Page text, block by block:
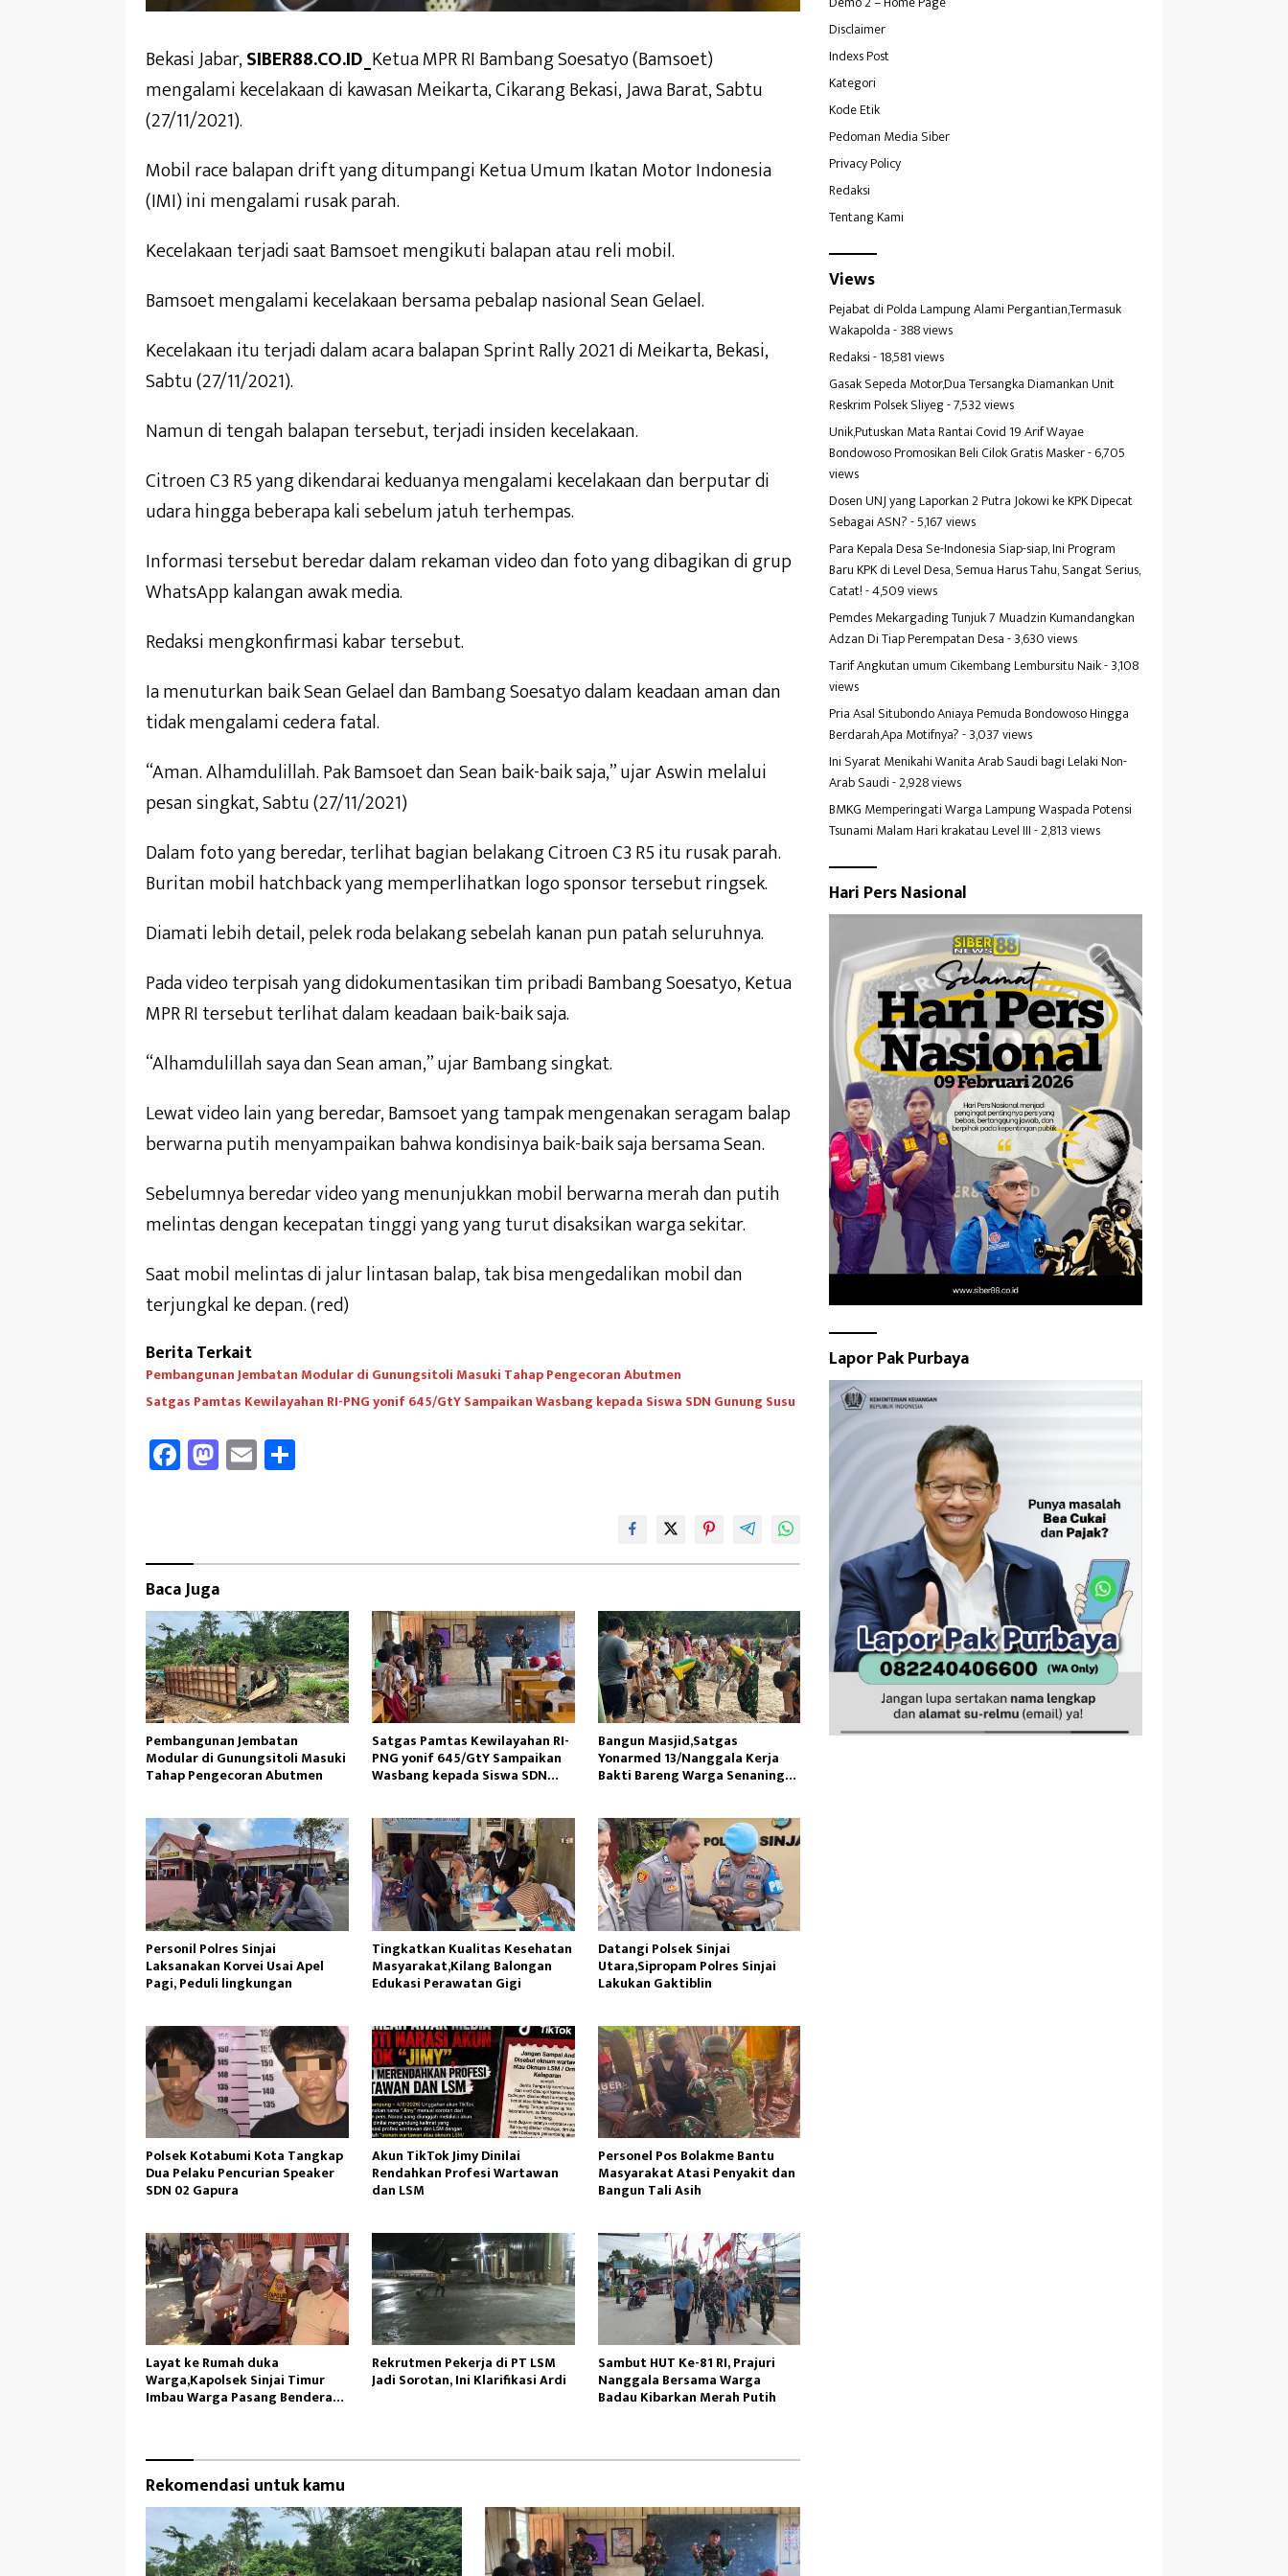
Bekasi Jabar,SIBER88.CO.ID_Ketua MPR RI Bambang Soesatyo (Bamsoet)
mengalami kecelakaan di kawasan Meikarta, Cikarang Bekasi, Jawa Barat, Sabtu
(27/11/2021).
Mobil race balapan drift yang ditumpangi Ketua Umum Ikatan Motor Indonesia
(IMI) ini mengalami rusak parah.
Kecelakaan terjadi saat Bamsoet mengikuti balapan atau reli mobil.
Bamsoet mengalami kecelakaan bersama pebalap nasional Sean Gelael.
Kecelakaan itu terjadi dalam acara balapan Sprint Rally 2021 di Meikarta, Bekasi,
Sabtu (27/11/2021).
Namun di tengah balapan tersebut, terjadi insiden kecelakaan.
Citroen C3 R5 yang dikendarai keduanya mengalami kecelakaan dan berputar di
udara hingga beberapa kali sebelum jatuh terhempas.
Informasi tersebut beredar dalam rekaman video dan foto yang dibagikan di grup
WhatsApp kalangan awak media.
Redaksi mengkonfirmasi kabar tersebut.
Ia menuturkan baik Sean Gelael dan Bambang Soesatyo dalam keadaan aman dan
tidak mengalami cedera fatal.
“Aman. Alhamdulillah. Pak Bamsoet dan Sean baik-baik saja,” ujar Aswin melalui
pesan singkat, Sabtu (27/11/2021)
Dalam foto yang beredar, terlihat bagian belakang Citroen C3 R5 itu rusak parah.
Buritan mobil hatchback yang memperlihatkan logo sponsor tersebut ringsek.
Diamati lebih detail, pelek roda belakang sebelah kanan pun patah seluruhnya.
Pada video terpisah yang didokumentasikan tim pribadi Bambang Soesatyo, Ketua
MPR RI tersebut terlihat dalam keadaan baik-baik saja.
“Alhamdulillah saya dan Sean aman,” ujar Bambang singkat.
Lewat video lain yang beredar, Bamsoet yang tampak mengenakan seragam balap
berwarna putih menyampaikan bahwa kondisinya baik-baik saja bersama Sean.
Sebelumnya beredar video yang menunjukkan mobil berwarna merah dan putih
melintas dengan kecepatan tinggi yang yang turut disaksikan warga sekitar.
Saat mobil melintas di jalur lintasan balap, tak bisa mengedalikan mobil dan
terjungkal ke depan. (red)
Berita Terkait
Pembangunan Jembatan Modular di Gunungsitoli Masuki Tahap Pengecoran Abutmen
Satgas Pamtas Kewilayahan RI-PNG yonif 645/GtY Sampaikan Wasbang kepada Siswa SDN Gunung Susu
Fa
ce
k
M
as
o
n
E
m
Baca Juga
Pembangunan Jembatan
Modular di Gunungsitoli Masuki
Tahap Pengecoran Abutmen
Satgas Pamtas Kewilayahan RI-
PNG yonif 645/GtY Sampaikan
Wasbang kepada Siswa SDN
Bangun Masjid,Satgas
Yonarmed 13/Nanggala Kerja
Bakti Bareng Warga Senaning
Personil Polres Sinjai
Laksanakan Korvei Usai Apel
Pagi, Peduli lingkungan
Tingkatkan Kualitas Kesehatan
Masyarakat,Kilang Balongan
Edukasi Perawatan Gigi
Datangi Polsek Sinjai
Utara,Sipropam Polres Sinjai
Lakukan Gaktiblin
Polsek Kotabumi Kota Tangkap
Dua Pelaku Pencurian Speaker
SDN 02 Gapura
Akun TikTok Jimy Dinilai
Rendahkan Profesi Wartawan
dan LSM
Personel Pos Bolakme Bantu
Masyarakat Atasi Penyakit dan
Bangun Tali Asih
Layat ke Rumah duka
Warga,Kapolsek Sinjai Timur
Imbau Warga Pasang Bendera
Rekrutmen Pekerja di PT LSM
Jadi Sorotan, Ini Klarifikasi Ardi
Sambut HUT Ke-81 RI, Prajuri
Nanggala Bersama Warga
Badau Kibarkan Merah Putih
Rekomendasi untuk kamu
Disclaimer
Indexs Post
Kategori
Kode Etik
Pedoman Media Siber
Privacy Policy
Redaksi
Tentang Kami
Views
Pejabat di Polda Lampung Alami Pergantian,Termasuk
Wakapolda- 388 views
Redaksi- 18,581 views
Gasak Sepeda Motor,Dua Tersangka Diamankan Unit
Reskrim Polsek Sliyeg- 7,532 views
Unik,Putuskan Mata Rantai Covid 19 Arif Wayae
Bondowoso Promosikan Beli Cilok Gratis Masker- 6,705
views
Dosen UNJ yang Laporkan 2 Putra Jokowi ke KPK Dipecat
Sebagai ASN?- 5,167 views
Para Kepala Desa Se-Indonesia Siap-siap, Ini Program
Baru KPK di Level Desa, Semua Harus Tahu, Sangat Serius,
Catat!- 4,509 views
Pemdes Mekargading Tunjuk 7 Muadzin Kumandangkan
Adzan Di Tiap Perempatan Desa- 3,630 views
Tarif Angkutan umum Cikembang Lembursitu Naik- 3,108
views
Pria Asal Situbondo Aniaya Pemuda Bondowoso Hingga
Berdarah,Apa Motifnya?- 3,037 views
Ini Syarat Menikahi Wanita Arab Saudi bagi Lelaki Non-
Arab Saudi- 2,928 views
BMKG Memperingati Warga Lampung Waspada Potensi
Tsunami Malam Hari krakatau Level III- 2,813 views
Hari Pers Nasional
Lapor Pak Purbaya